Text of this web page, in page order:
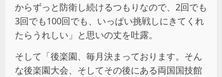
からずっと防衛し続けるつもりなので、2回でも
3回でも100回でも、いっぱい挑戦しにきてくれ
たらうれしい」と思いの丈を吐露。
そして「後楽園、毎月決まっております。そん
な後楽園大会、そしてその後にある両国国技館